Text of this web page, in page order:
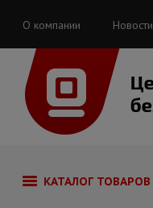
О компании Новости
КАТАЛОГ ТОВАРОВ